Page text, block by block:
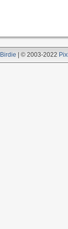
Birdie | © 2003-2022